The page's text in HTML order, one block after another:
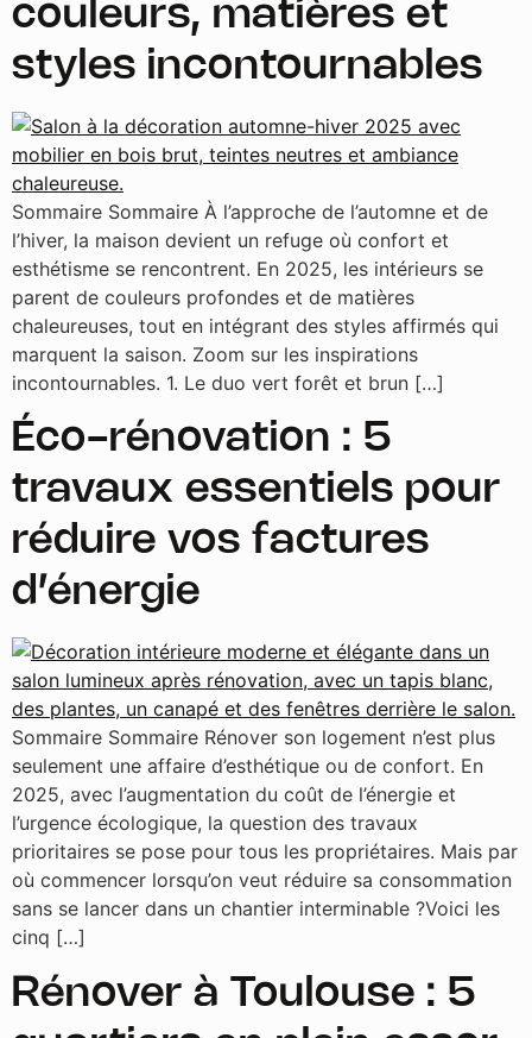
couleurs, matières et
styles incontournables
Sommaire Sommaire À l’approche de l’automne et de
l’hiver, la maison devient un refuge où confort et
esthétisme se rencontrent. En 2025, les intérieurs se
parent de couleurs profondes et de matières
chaleureuses, tout en intégrant des styles affirmés qui
marquent la saison. Zoom sur les inspirations
incontournables. 1. Le duo vert forêt et brun […]
Éco-rénovation : 5
travaux essentiels pour
réduire vos factures
d’énergie
Sommaire Sommaire Rénover son logement n’est plus
seulement une affaire d’esthétique ou de confort. En
2025, avec l’augmentation du coût de l’énergie et
l’urgence écologique, la question des travaux
prioritaires se pose pour tous les propriétaires. Mais par
où commencer lorsqu’on veut réduire sa consommation
sans se lancer dans un chantier interminable ?Voici les
cinq […]
Rénover à Toulouse : 5